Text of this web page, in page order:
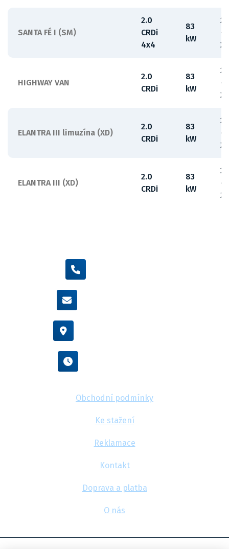
SANTA FÉ I (SM)
2.0
CRDi
4x4
83
kW
-
HIGHWAY VAN
2.0
CRDi
83
kW
-
ELANTRA III limuzína (XD)
2.0
CRDi
83
kW
-
ELANTRA III (XD)
2.0
CRDi
83
kW
-
Obchodní podmínky
Ke stažení
Reklamace
Kontakt
Doprava a platba
O nás